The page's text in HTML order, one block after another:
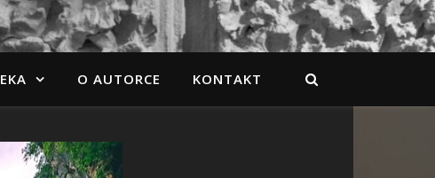
O AUTORCE KONTAKT